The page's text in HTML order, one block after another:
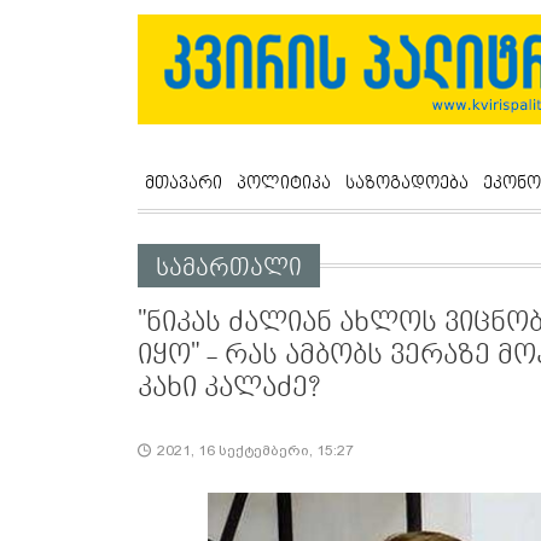
მთავარი პოლიტიკა საზოგადოება
სამართალი
"ნი­კას ძა­ლი­ან ახ­ლოს
იყო" - რას ამბობს ვე­რა­ზე
კახი კალაძე?
2021, 16 სექტემბერი, 15:27